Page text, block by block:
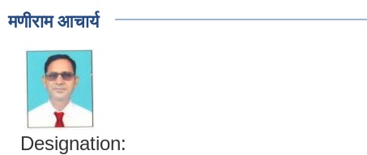
मणीराम आचार्य
Designation: